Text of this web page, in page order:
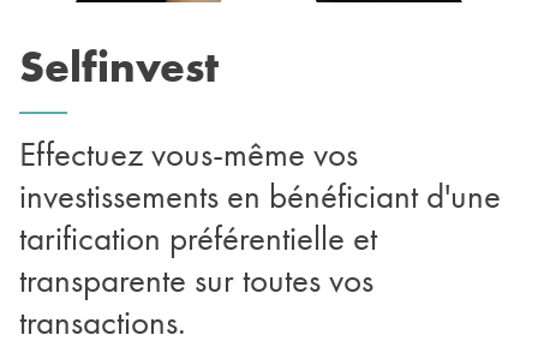
Selfinvest
Effectuez vous-même vos
investissements en bénéficiant d'une
tarification préférentielle et
transparente sur toutes vos
transactions.